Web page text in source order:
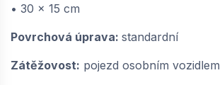
• 30 x 15 cm
Povrchová úprava: standardní
Zátěžovost: pojezd osobním vozidlem